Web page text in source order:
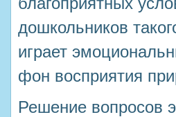
дошкольников
играет
фон восприятия
Решение вопросов